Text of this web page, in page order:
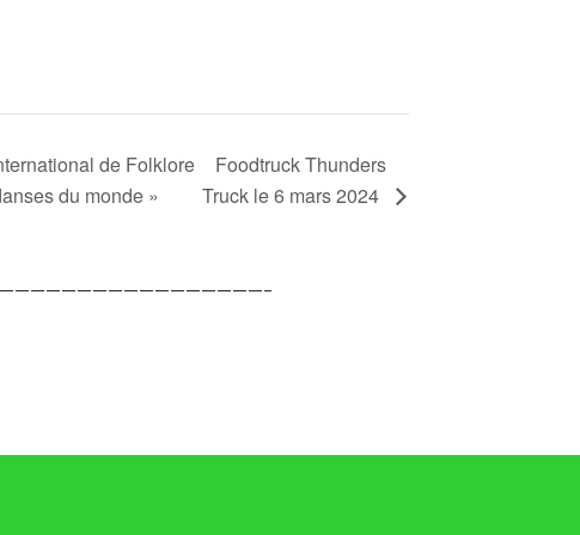
de Folklore
du monde »
Foodtruck Thunders
Truck le 6 mars 2024